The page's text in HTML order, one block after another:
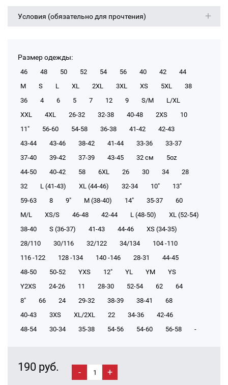
Условия (обязательно для прочтения)
Размер одежды:
46 48 50 52 54 56 40 42
44
M
S L XL 2XL 3XL XS 5XL
38
36
4 6 5 7 12 9 S/M
L/XL
XXL
4XL 26-32 32-38 40-48 2XS
10
11"
56-60 54-58 36-38 41-42
42-43
43-44
43-46 38-42 41-44 33-36
33-37
37-40
39-42 37-39 43-45 32 см
5oz
44-50
40-42 58 6XL 26 30 34
28
32
L (41-43) XL (44-46) 32-34 10"
13"
59-63
8 9" M (38-40) 14" 35-37
60
M/L
XS/S 46-48 42-44 L (48-50)
XL (52-54)
38-40
S (36-37) 41-43 44-46
XS (34-35)
28/110
30/116 32/122 34/134
104 -110
116 -122
128 -134 140 -146 28-31
44-45
48-50
50-52 YXS 12" YL YM
YS
Y2XS
24-26 11 28-30 52-54 62
64
8"
66 24 29-32 38-39 38-41
68
40-43
3XS XL/2XL 22 34-36
42-46
48-54
30-34 35-38 54-56 54-60 56-58 -
190 руб. - +